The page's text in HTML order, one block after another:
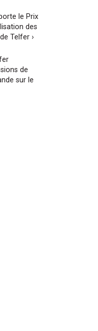
le Prix
des
Telfer ›
de
sur le